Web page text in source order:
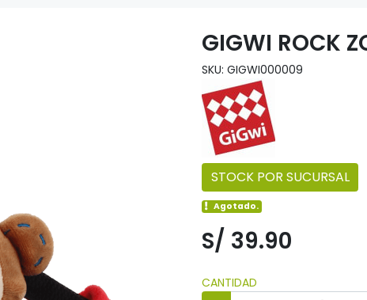
GIGWI ROCK
SKU: GIGWI000009
STOCK POR SUCURSAL
Agotado.
S/ 39.90
CANTIDAD